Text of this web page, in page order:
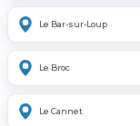
Le Bar-sur-Loup
Le Broc
Le Cannet